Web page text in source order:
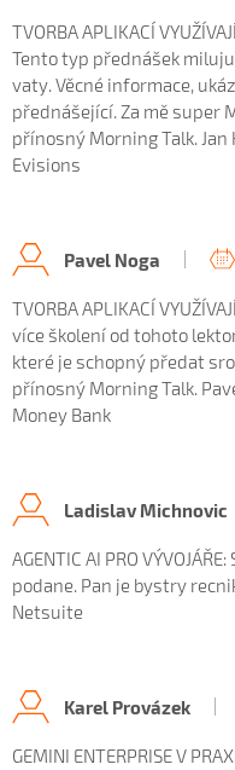
TVORBA APLIKACÍ
Tento typ přednášek
vaty. Věcné informace,
přednášející. Za mě super
přínosný Morning Talk.
Evisions
Pavel Noga
TVORBA APLIKACÍ
více školení od tohoto
které je schopný předat
přínosný Morning Talk.
Money Bank
Ladislav Michnovic
AGENTIC AI PRO
podane. Pan je bystry
Netsuite
Karel Provázek
GEMINI ENTERPRISE V